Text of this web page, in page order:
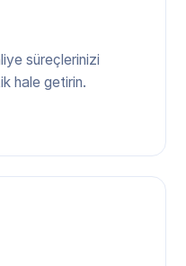
süreçlerinizi
hale getirin.